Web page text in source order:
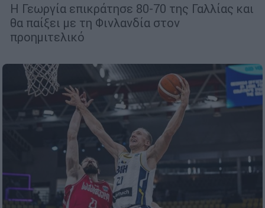
Η Γεωργία επικράτησε 80-70 της Γαλλίας και
θα παίξει με τη Φινλανδία στον
προημιτελικό